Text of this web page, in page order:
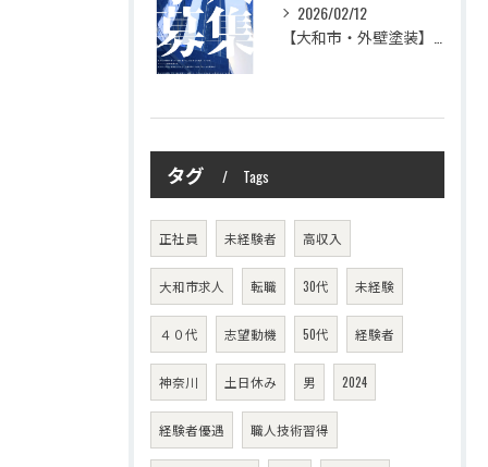
2026/02/12
【大和市・外壁塗装】株式会社シモダ 一緒に働いてくれる職人さん大募集
タグ Tags
正社員 未経験者 高収入
大和市求人 転職 30代 未経験
４０代 志望動機 50代 経験者
神奈川 土日休み 男 2024
経験者優遇 職人技術習得